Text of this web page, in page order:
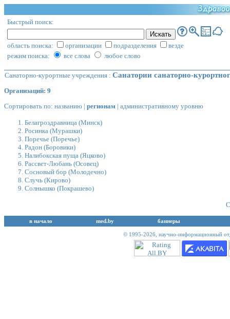
Быстрый поиск:
область поиска: организации подразделения
везде
режим поиска:
все слова любое слово
Санаторно-курортные учреждения : Санатории санаторно-
Организаций: 9
Сортировать по: названию | регионам | административному уровню
Белагроздравница (Минск)
Росинка (Мурашки)
Поречье (Поречье)
Радон (Боровики)
Налибокская пуща (Яцково)
Рассвет-Любань (Осовец)
Сосновый бор (Молодечно)
Случь (Кирово)
Солнышко (Покрашево)
в начало med.by баннеры
© 1995-2026, научно-информационный